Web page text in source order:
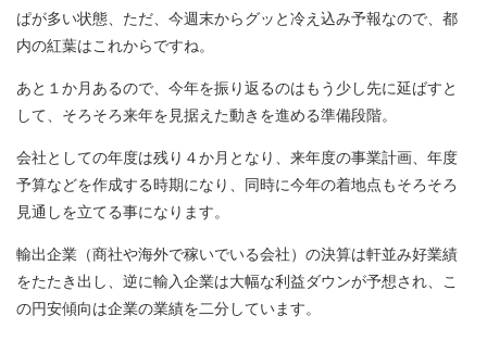
ぱが多い状態、ただ、今週末からグッと冷え込み予報なので、都
内の紅葉はこれからですね。
あと１か月あるので、今年を振り返るのはもう少し先に延ばすと
して、そろそろ来年を見据えた動きを進める準備段階。
会社としての年度は残り４か月となり、来年度の事業計画、年度
予算などを作成する時期になり、同時に今年の着地点もそろそろ
見通しを立てる事になります。
輸出企業（商社や海外で稼いでいる会社）の決算は軒並み好業績
をたたき出し、逆に輸入企業は大幅な利益ダウンが予想され、こ
の円安傾向は企業の業績を二分しています。